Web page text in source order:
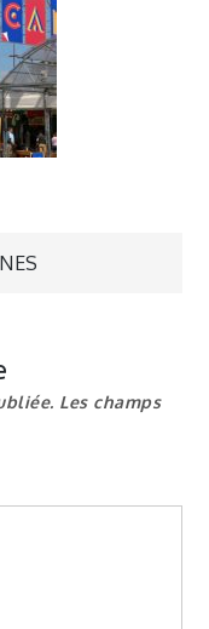
Les champs